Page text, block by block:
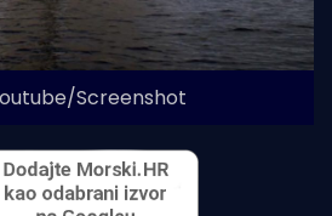
Screenshot